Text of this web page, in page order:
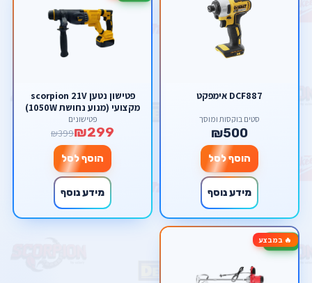
DCF887 אימפקט
סטים בוקסות ומוסך
₪500
הוסף לסל
מידע נוסף
פטישון נטען scorpion 21V
מקצועי (מנוע נחושת 1050W)
– קידוח עד 28 מ"מ, סט
סוללות 3.0Ah ומטען
פטישונים
₪299
₪399
הוסף לסל
מידע נוסף
🔥 במבצע-20%